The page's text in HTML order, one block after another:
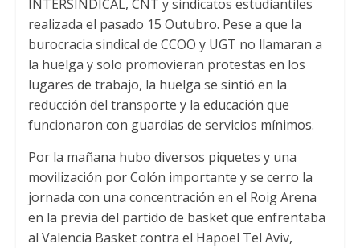
INTERSINDICAL, CNT y sindicatos estudiantiles
realizada el pasado 15 Outubro. Pese a que la
burocracia sindical de CCOO y UGT no llamaran a
la huelga y solo promovieran protestas en los
lugares de trabajo, la huelga se sintió en la
reducción del transporte y la educación que
funcionaron con guardias de servicios mínimos.
Por la mañana hubo diversos piquetes y una
movilización por Colón importante y se cerro la
jornada con una concentración en el Roig Arena
en la previa del partido de basket que enfrentaba
al Valencia Basket contra el Hapoel Tel Aviv,